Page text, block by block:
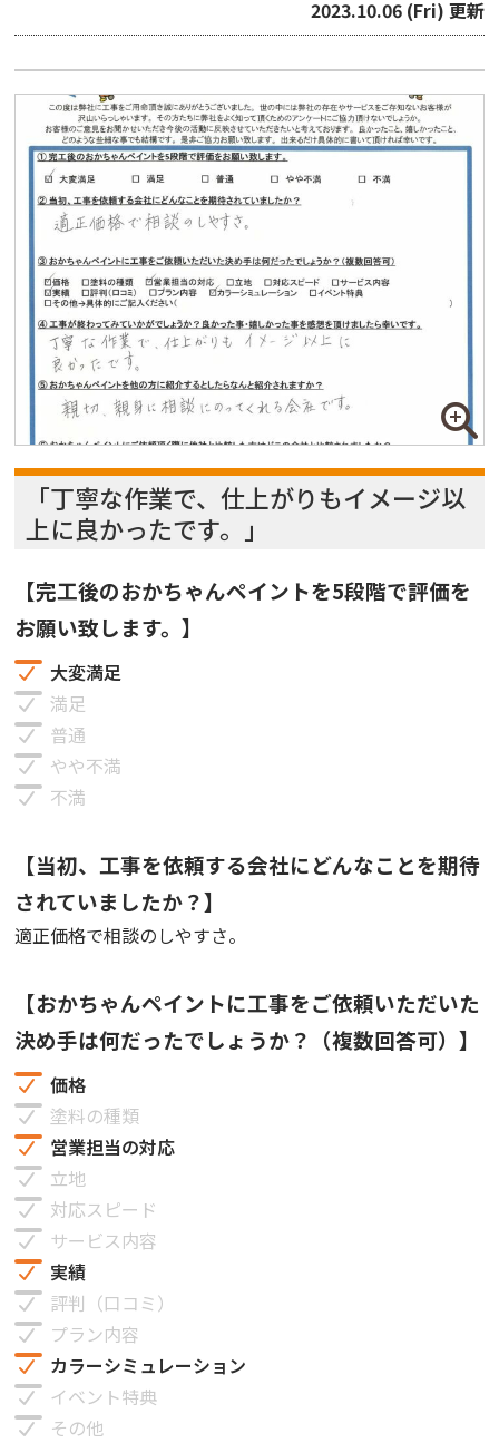
2023.10.06 (Fri) 更新
「丁寧な作業で、仕上がりもイメージ以
上に良かったです。」
【完工後のおかちゃんペイントを5段階で評価を
お願い致します。】
大変満足
満足
普通
やや不満
不満
【当初、工事を依頼する会社にどんなことを期待
されていましたか？】
適正価格で相談のしやすさ。
【おかちゃんペイントに工事をご依頼いただいた
決め手は何だったでしょうか？（複数回答可）】
価格
塗料の種類
営業担当の対応
立地
対応スピード
サービス内容
実績
評判（口コミ）
プラン内容
カラーシミュレーション
イベント特典
その他